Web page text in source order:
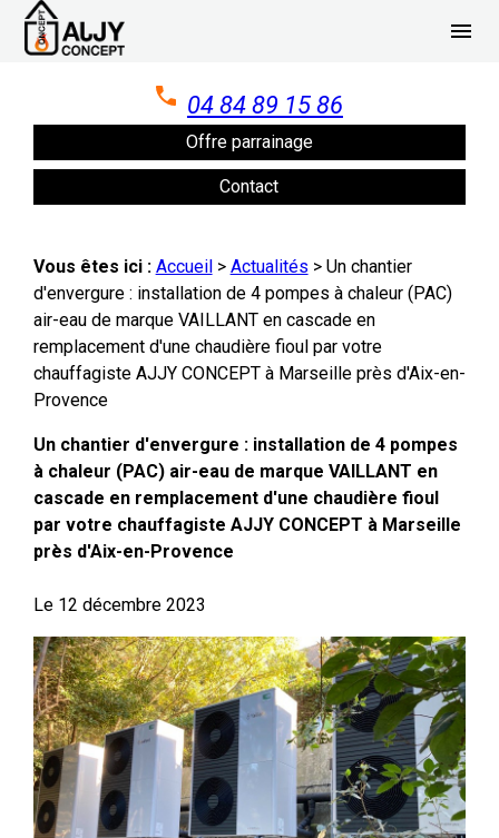
menu
04 84 89 15 86
Offre parrainage
Contact
Vous êtes ici : Accueil> Actualités > Un chantier
d'envergure : installation de 4 pompes à chaleur (PAC)
air-eau de marque VAILLANT en cascade en
remplacement d'une chaudière fioul par votre
chauffagiste AJJY CONCEPT à Marseille près d'Aix-en-
Provence
Un chantier d'envergure : installation de 4 pompes
à chaleur (PAC) air-eau de marque VAILLANT en
cascade en remplacement d'une chaudière fioul
par votre chauffagiste AJJY CONCEPT à Marseille
près d'Aix-en-Provence
Le 12 décembre 2023
Panneau de gestion des cookies